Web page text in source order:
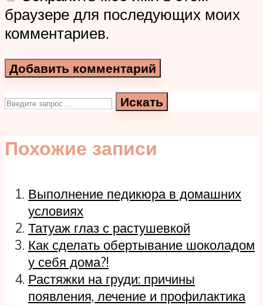
браузере для последующих моих
комментариев.
Искать
Похожие записи
Выполнение педикюра в домашних
условиях
Татуаж глаз с растушевкой
Как сделать обертывание шоколадом
у себя дома?!
Растяжки на груди: причины
появления, лечение и профилактика